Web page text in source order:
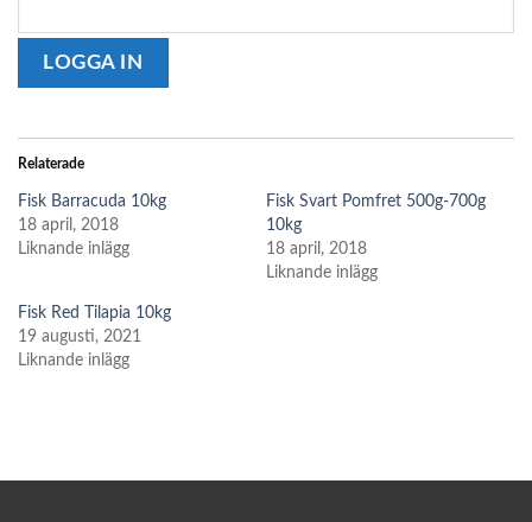
Relaterade
Fisk Barracuda 10kg
18 april, 2018
Liknande inlägg
Fisk Svart Pomfret 500g-700g
10kg
18 april, 2018
Liknande inlägg
Fisk Red Tilapia 10kg
19 augusti, 2021
Liknande inlägg